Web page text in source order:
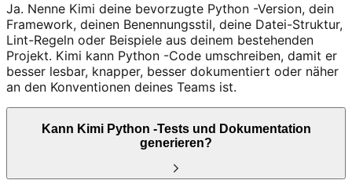
Ja. Nenne Kimi deine bevorzugte Python -Version, dein
Framework, deinen Benennungsstil, deine Datei-Struktur,
Lint-Regeln oder Beispiele aus deinem bestehenden
Projekt. Kimi kann Python -Code umschreiben, damit er
besser lesbar, knapper, besser dokumentiert oder näher
an den Konventionen deines Teams ist.
Kann Kimi Python -Tests und Dokumentation
generieren?